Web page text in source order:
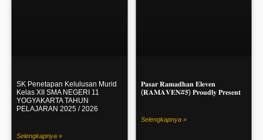
SK Penetapan Kelulusan Murid
Kelas XII SMA NEGERI 11
YOGYAKARTA TAHUN
PELAJARAN 2025 / 2026
Selengkapnya »
𝐏𝐚𝐬𝐚𝐫 𝐑𝐚𝐦𝐚𝐝𝐡𝐚𝐧 𝐄𝐥𝐞𝐯𝐞𝐧
(𝐑𝐀𝐌𝐀𝐕𝐄𝐍#𝟓) 𝐏𝐫𝐨𝐮𝐝𝐥𝐲 𝐏𝐫𝐞𝐬𝐞𝐧𝐭
Selengkapnya »